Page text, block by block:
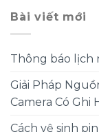
Bài viết mới
Thông báo lịch
Giải Pháp
Camera Có
Cách vệ sinh